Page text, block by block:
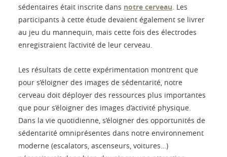
sédentaires était inscrite dans notre cerveau. Les
participants à cette étude devaient également se livrer
au jeu du mannequin, mais cette fois des électrodes
enregistraient l’activité de leur cerveau.
Les résultats de cette expérimentation montrent que
pour s’éloigner des images de sédentarité, notre
cerveau doit déployer des ressources plus importantes
que pour s’éloigner des images d’activité physique.
Dans la vie quotidienne, s’éloigner des opportunités de
sédentarité omniprésentes dans notre environnement
moderne (escalators, ascenseurs, voitures…)